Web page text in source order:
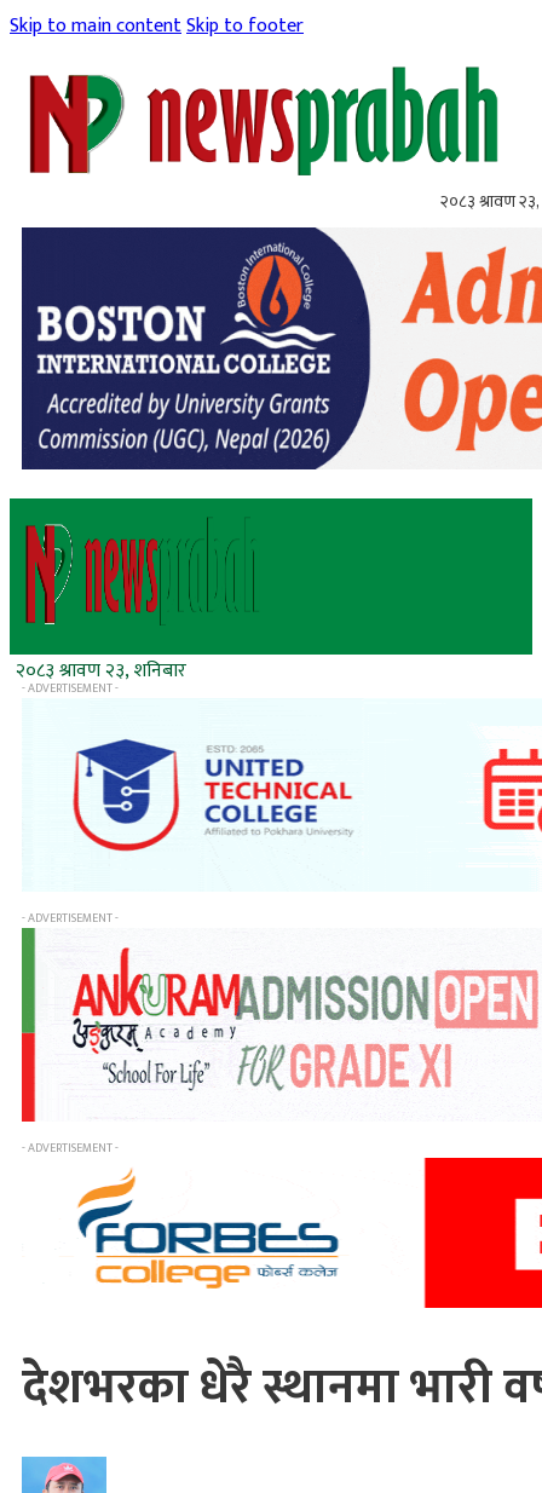
Skip to main contentSkip to footer
२०८३ श्रावण २३,
२०८३ श्रावण २३, शनिबार
- ADVERTISEMENT -
- ADVERTISEMENT -
- ADVERTISEMENT -
देशभरका धेरै स्थानमा भारी